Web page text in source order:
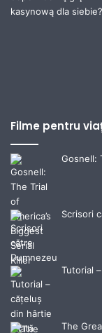
Filme pentru
Gosnell:
Scrisori
Tutorial
The